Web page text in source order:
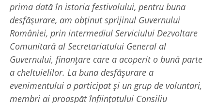
prima dată în istoria festivalului, pentru buna
desfășurare, am obținut sprijinul Guvernului
României, prin intermediul Serviciului Dezvoltare
Comunitară al Secretariatului General al
Guvernului, finanțare care a acoperit o bună parte
a cheltuielilor. La buna desfășurare a
evenimentului a participat și un grup de voluntari,
membri ai proaspăt înființatului Consiliu